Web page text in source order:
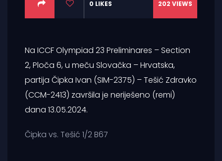
0 LIKES 202 VIEWS
Na ICCF Olympiad 23 Preliminares – Section
2, Ploča 6, u meču Slovačka – Hrvatska,
partija Čipka Ivan (SIM-2375) – Tešić Zdravko
(CCM-2413) završila je neriješeno (remi)
dana 13.05.2024.
Čipka vs. Tešić 1/2 B67